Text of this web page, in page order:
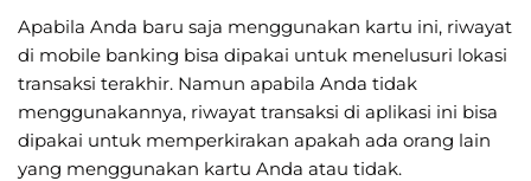
Apabila Anda baru saja menggunakan kartu ini, riwayat
di mobile banking bisa dipakai untuk menelusuri lokasi
transaksi terakhir. Namun apabila Anda tidak
menggunakannya, riwayat transaksi di aplikasi ini bisa
dipakai untuk memperkirakan apakah ada orang lain
yang menggunakan kartu Anda atau tidak.